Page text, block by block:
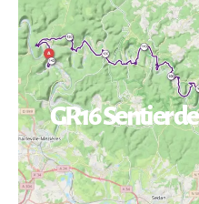
GR16 Sentier